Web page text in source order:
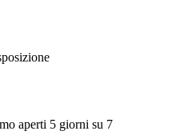
aperti 5 giorni su 7